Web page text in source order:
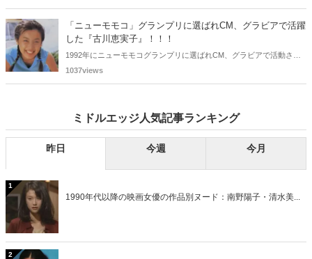
れ）の二人です。しかも、この二人には年齢以外の共通点もありま
す。さて、誰と誰でしょうか？
「ニューモモコ」グランプリに選ばれCM、グラビアで活躍
した『古川恵実子』！！！
1992年にニューモモコグランプリに選ばれCM、グラビアで活動され
ていた古川恵実子さん。2010年3月頃まではラジオDJを担当されてい
1037views
ミドルエッジ人気記事ランキング
昨日 今週 今月
1
1990年代以降の映画女優の作品別ヌード：南野陽子・清水美...
2